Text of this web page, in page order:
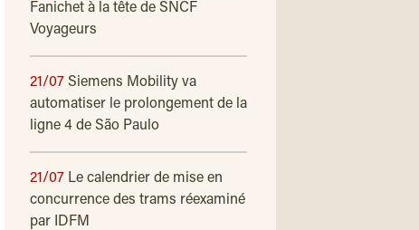
Fanichet à la tête de SNCF
Voyageurs
21/07 Siemens Mobility va
automatiser le prolongement de la
ligne 4 de São Paulo
21/07 Le calendrier de mise en
concurrence des trams réexaminé
par IDFM